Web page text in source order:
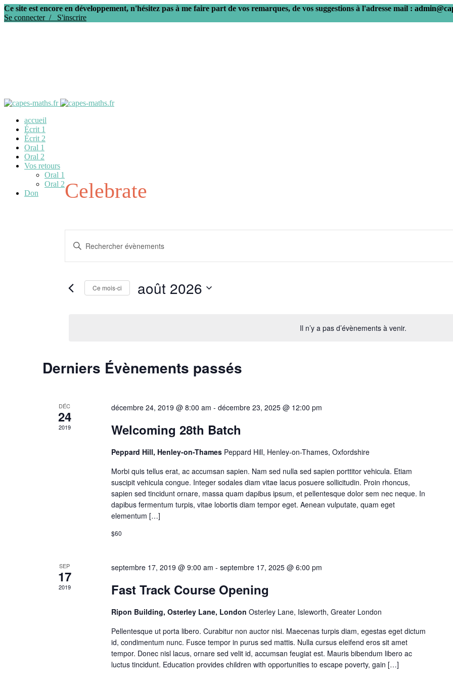
Ce site est encore en développement, n'hésitez pas à me faire part de vos remarques, de vos suggestions à l'adresse mail :
Se connecter / S'inscrire
accueil
Écrit 1
Écrit 2
Oral 1
Oral 2
Vos retours
Oral 1
Oral 2
Don
Celebrate
Il n’y a pas d’évènements à venir.
et
navigation
vues
Saisir
mot-
par
mot-
Ce mois-ci août 2026
Calendrier
de
Derniers Évènements passés
DÉC
24
2019
décembre 24, 2019 @ 8:00 am - décembre 23, 2025 @ 12:00 pm
Welcoming 28th Batch
Peppard Hill, Henley-on-Thames Peppard Hill, Henley-on-Thames, Oxfordshire
Morbi quis tellus erat, ac accumsan sapien. Nam sed nulla sed sapien porttitor vehicula. Etiam
suscipit vehicula congue. Integer sodales diam vitae lacus posuere sollicitudin. Proin rhoncus,
sapien sed tincidunt ornare, massa quam dapibus ipsum, et pellentesque dolor sem nec neque. In
dapibus fermentum turpis, vitae lobortis diam tempor eget. Aenean vulputate, quam eget
elementum […]
$60
SEP
17
2019
septembre 17, 2019 @ 9:00 am - septembre 17, 2025 @ 6:00 pm
Fast Track Course Opening
Ripon Building, Osterley Lane, London Osterley Lane, Isleworth, Greater London
Pellentesque ut porta libero. Curabitur non auctor nisi. Maecenas turpis diam, egestas eget dictum
id, condimentum nunc. Fusce tempor in purus sed mattis. Nulla cursus eleifend eros sit amet
tempor. Donec nisl lacus, ornare sed velit id, accumsan feugiat est. Mauris bibendum libero ac
luctus tincidunt. Education provides children with opportunities to escape poverty, gain […]